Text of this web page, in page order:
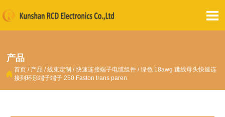

产品
 首页 / 产品 /线束定制 /快速连接端子电缆组件 /绿色 18awg 跳线母头快速连
接到环形端子端子 250 Faston trans paren